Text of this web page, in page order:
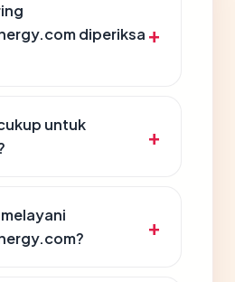
diperiksa
untuk